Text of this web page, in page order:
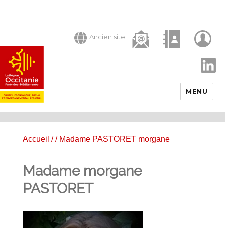
Ancien site
MENU
Accueil // Madame PASTORET morgane
Madame morgane
PASTORET